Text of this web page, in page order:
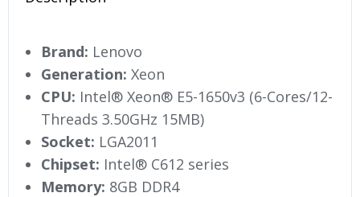
Brand: Lenovo
Generation: Xeon
CPU: Intel® Xeon® E5-1650v3 (6-Cores/12-
Threads 3.50GHz 15MB)
Socket: LGA2011
Chipset: Intel® C612 series
Memory: 8GB DDR4